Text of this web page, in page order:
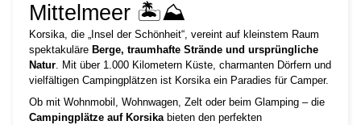
Mittelmeer 🏝️⛰️
Korsika, die „Insel der Schönheit“, vereint auf kleinstem Raum
spektakuläre Berge, traumhafte Strände und ursprüngliche
Natur. Mit über 1.000 Kilometern Küste, charmanten Dörfern und
vielfältigen Campingplätzen ist Korsika ein Paradies für Camper.
Ob mit Wohnmobil, Wohnwagen, Zelt oder beim Glamping – die
Campingplätze auf Korsikabieten den perfekten